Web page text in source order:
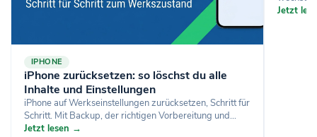
IPHONE
iPhone zurücksetzen: so löschst du alle
Inhalte und Einstellungen
iPhone auf Werkseinstellungen zurücksetzen, Schritt für
Schritt. Mit Backup, der richtigen Vorbereitung und...
Jetzt lesen →
Jetzt